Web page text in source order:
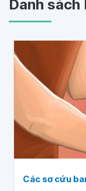
Danh
Các sơ cứu